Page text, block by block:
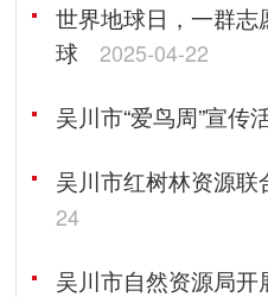
世界地球日，一群
球
2025-04-22
吴川市“爱鸟周”宣传
吴川市红树林资源联
24
吴川市自然资源局